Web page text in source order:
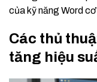
của kỹ năng Word
Các thủ
tăng hiệu